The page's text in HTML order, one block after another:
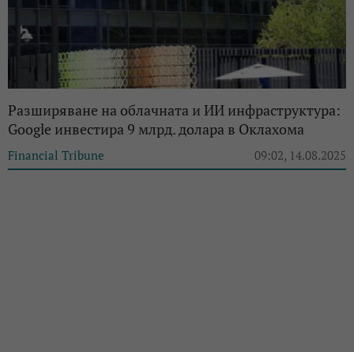
Разширяване на облачната и ИИ инфраструктура:
Google инвестира 9 млрд. долара в Оклахома
Financial Tribune 09:02, 14.08.2025